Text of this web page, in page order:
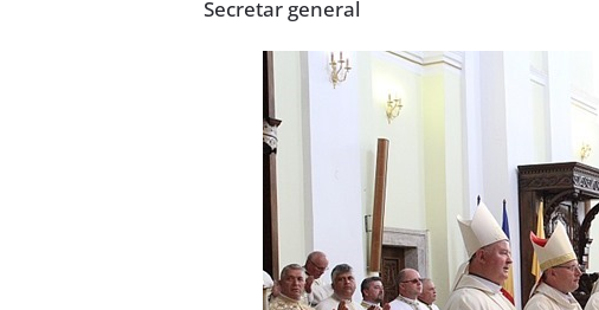
Secretar general